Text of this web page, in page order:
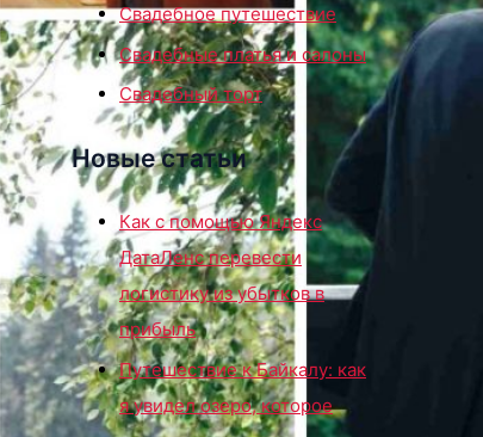
Свадебное путешествие
Свадебные платья и салоны
Свадебный торт
Новые статьи
Как с помощью Яндекс
ДатаЛенс перевести
логистику из убытков в
прибыль
Путешествие к Байкалу: как
я увидел озеро, которое